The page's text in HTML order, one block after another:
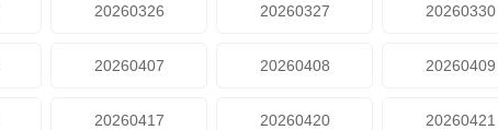
20260326 20260327 20260330
20260407 20260408 20260409
20260417 20260420 20260421